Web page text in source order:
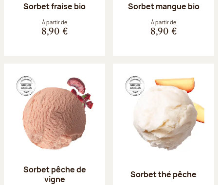
Sorbet fraise bio
À partir de
8,90 €
Sorbet mangue bio
À partir de
8,90 €
Sorbet pêche de
vigne
Sorbet thé pêche